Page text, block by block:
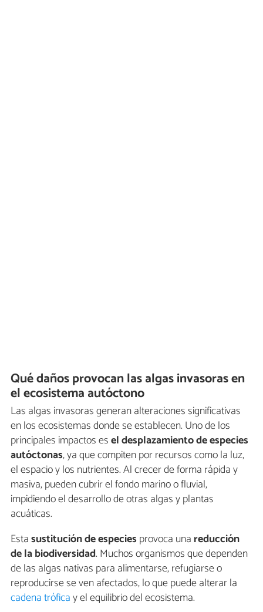
Qué daños provocan las algas invasoras en
el ecosistema autóctono
Las algas invasoras generan alteraciones significativas
en los ecosistemas donde se establecen. Uno de los
principales impactos esel desplazamiento de especies
autóctonas, ya que compiten por recursos como la luz,
el espacio y los nutrientes. Al crecer de forma rápida y
masiva, pueden cubrir el fondo marino o fluvial,
impidiendo el desarrollo de otras algas y plantas
acuáticas.
Estasustitución de especies provoca una reducción
de la biodiversidad. Muchos organismos que dependen
de las algas nativas para alimentarse, refugiarse o
reproducirse se ven afectados, lo que puede alterar la
cadena tróficay el equilibrio del ecosistema.